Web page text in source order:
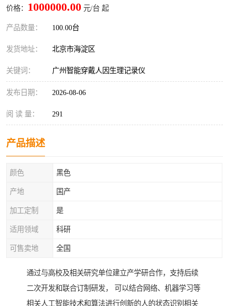
价格： 1000000.00 元/台 起
产品数量： 100.00台
发货地址： 北京市海淀区
关键词： 广州智能穿戴人因生理记录仪
发布日期： 2026-08-06
阅 读 量： 291
产品描述
颜色 黑色
产地 国产
加工定制 是
适用领域 科研
可售卖地 全国
通过与高校及相关研究单位建立产学研合作，支持后续
二次开发和联合订制研发， 可以结合网络、机器学习等
相关人工智能技术和算法进行创新的人的状态识别相关